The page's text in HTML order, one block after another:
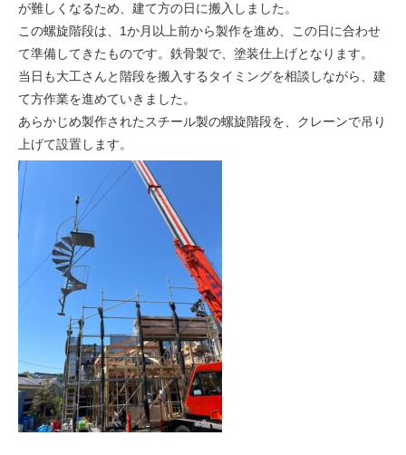
が難しくなるため、建て方の日に搬入しました。
この螺旋階段は、1か月以上前から製作を進め、この日に合わせ
て準備してきたものです。鉄骨製で、塗装仕上げとなります。
当日も大工さんと階段を搬入するタイミングを相談しながら、建
て方作業を進めていきました。
あらかじめ製作されたスチール製の螺旋階段を、クレーンで吊り
上げて設置します。